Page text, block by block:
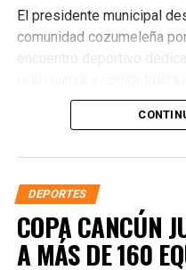
El presidente municipal
comunidad cozumeleña
encuentro deportivo
entorno privilegiado por
y hospitalidad. Subrayó
Chacón Méndez
México, Claudia
Quintana Roo, Mara
DEPORTES
COPA CANCÚN
A MÁS DE 160